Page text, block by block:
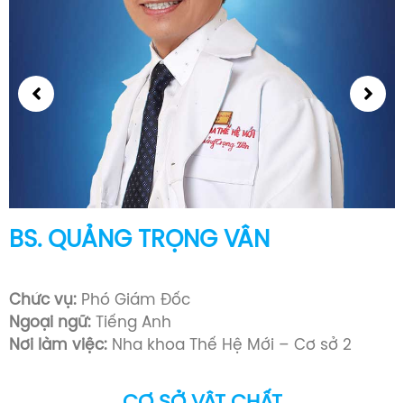
BS. NGUYỄN HUỲNH TRÂN
Bác sĩ Răng Hàm Mặt (1993 -1999)
Ngoại ngữ:Tiếng Anh
Nơi làm việc:Nha khoa Thế Hệ Mới – Cơ sở 2
CƠ SỞ VẬT CHẤT